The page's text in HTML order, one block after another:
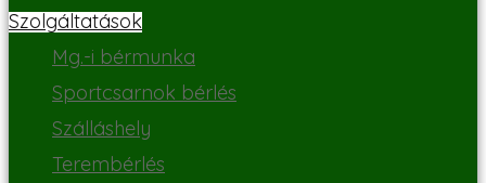
Szolgáltatások
Mg.-i bérmunka
Sportcsarnok bérlés
Szálláshely
Terembérlés